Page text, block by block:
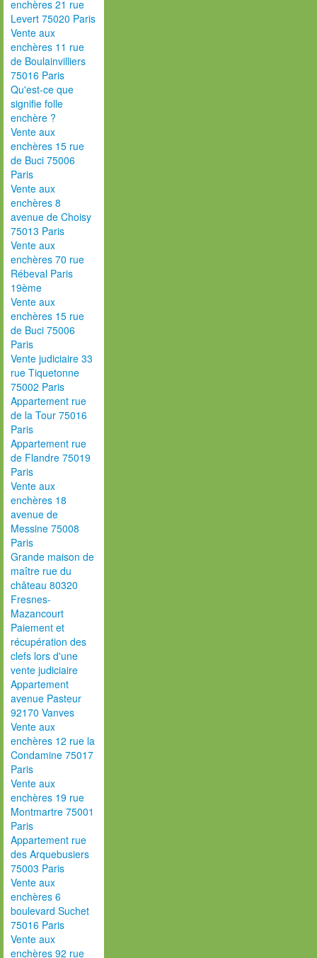
enchères 21 rue
Levert 75020 Paris
Vente aux
enchères 11 rue
de Boulainvilliers
75016 Paris
Qu'est-ce que
signifie folle
enchère ?
Vente aux
enchères 15 rue
de Buci 75006
Paris
Vente aux
enchères 8
avenue de Choisy
75013 Paris
Vente aux
enchères 70 rue
Rébeval Paris
19ème
Vente aux
enchères 15 rue
de Buci 75006
Paris
Vente judiciaire 33
rue Tiquetonne
75002 Paris
Appartement rue
de la Tour 75016
Paris
Appartement rue
de Flandre 75019
Paris
Vente aux
enchères 18
avenue de
Messine 75008
Paris
Grande maison de
maître rue du
château 80320
Fresnes-
Mazancourt
Paiement et
récupération des
clefs lors d'une
vente judiciaire
Appartement
avenue Pasteur
92170 Vanves
Vente aux
enchères 12 rue la
Condamine 75017
Paris
Vente aux
enchères 19 rue
Montmartre 75001
Paris
Appartement rue
des Arquebusiers
75003 Paris
Vente aux
enchères 6
boulevard Suchet
75016 Paris
Vente aux
enchères 92 rue